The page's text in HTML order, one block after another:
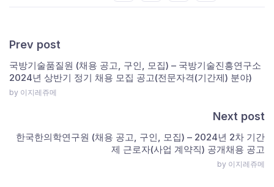
Prev post
국방기술품질원 (채용 공고, 구인, 모집) – 국방기술진흥연구소
2024년 상반기 정기 채용 모집 공고(전문자격(기간제) 분야)
by 이지레쥬메
Next post
한국한의학연구원 (채용 공고, 구인, 모집) – 2024년 2차 기간
제 근로자(사업 계약직) 공개채용 공고
by 이지레쥬메